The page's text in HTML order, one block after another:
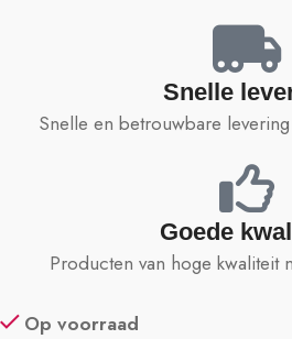
Snelle
Snelle en betrouwbare
Goede
Producten van hoge kwaliteit
Op voorraad